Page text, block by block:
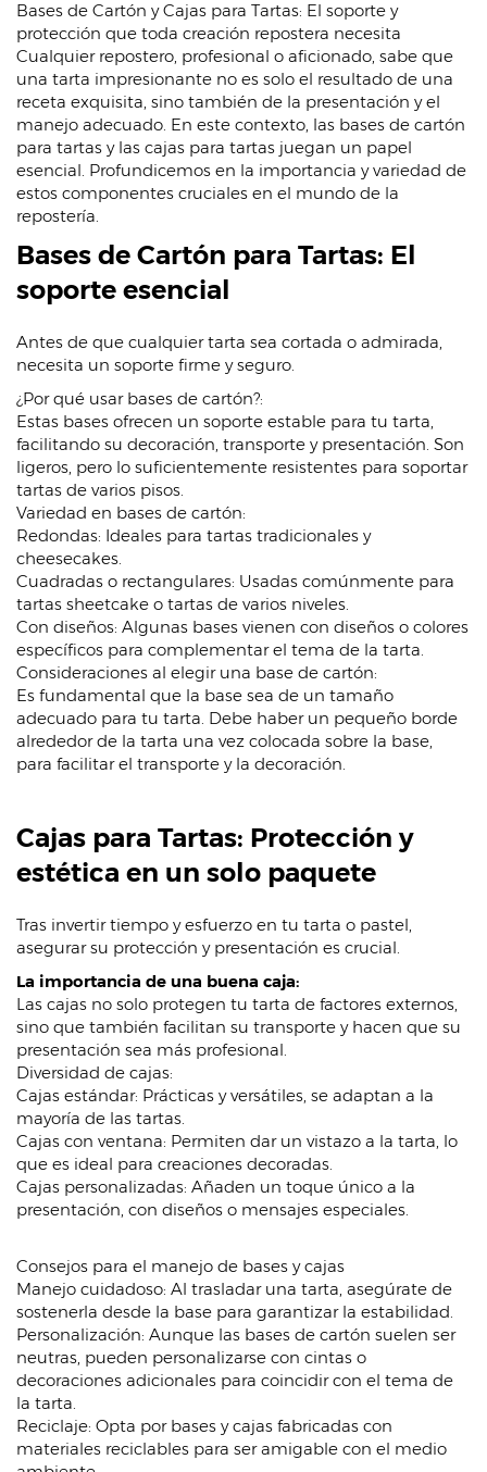
Bases de Cartón y Cajas para Tartas: El soporte y
protección que toda creación repostera necesita
Cualquier repostero, profesional o aficionado, sabe que
una tarta impresionante no es solo el resultado de una
receta exquisita, sino también de la presentación y el
manejo adecuado. En este contexto, las bases de cartón
para tartas y las cajas para tartas juegan un papel
esencial. Profundicemos en la importancia y variedad de
estos componentes cruciales en el mundo de la
repostería.
Bases de Cartón para Tartas: El
soporte esencial
Antes de que cualquier tarta sea cortada o admirada,
necesita un soporte firme y seguro.
¿Por qué usar bases de cartón?:
Estas bases ofrecen un soporte estable para tu tarta,
facilitando su decoración, transporte y presentación. Son
ligeros, pero lo suficientemente resistentes para soportar
tartas de varios pisos.
Variedad en bases de cartón:
Redondas: Ideales para tartas tradicionales y
cheesecakes.
Cuadradas o rectangulares: Usadas comúnmente para
tartas sheetcake o tartas de varios niveles.
Con diseños: Algunas bases vienen con diseños o colores
específicos para complementar el tema de la tarta.
Consideraciones al elegir una base de cartón:
Es fundamental que la base sea de un tamaño
adecuado para tu tarta. Debe haber un pequeño borde
alrededor de la tarta una vez colocada sobre la base,
para facilitar el transporte y la decoración.
Cajas para Tartas: Protección y
estética en un solo paquete
Tras invertir tiempo y esfuerzo en tu tarta o pastel,
asegurar su protección y presentación es crucial.
La importancia de una buena caja:
Las cajas no solo protegen tu tarta de factores externos,
sino que también facilitan su transporte y hacen que su
presentación sea más profesional.
Diversidad de cajas:
Cajas estándar: Prácticas y versátiles, se adaptan a la
mayoría de las tartas.
Cajas con ventana: Permiten dar un vistazo a la tarta, lo
que es ideal para creaciones decoradas.
Cajas personalizadas: Añaden un toque único a la
presentación, con diseños o mensajes especiales.
Consejos para el manejo de bases y cajas
Manejo cuidadoso: Al trasladar una tarta, asegúrate de
sostenerla desde la base para garantizar la estabilidad.
Personalización: Aunque las bases de cartón suelen ser
neutras, pueden personalizarse con cintas o
decoraciones adicionales para coincidir con el tema de
la tarta.
Reciclaje: Opta por bases y cajas fabricadas con
materiales reciclables para ser amigable con el medio